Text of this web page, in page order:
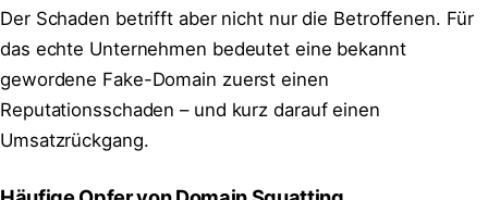
Der Schaden betrifft aber nicht nur die Betroffenen. Für
das echte Unternehmen bedeutet eine bekannt
gewordene Fake-Domain zuerst einen
Reputationsschaden – und kurz darauf einen
Umsatzrückgang.